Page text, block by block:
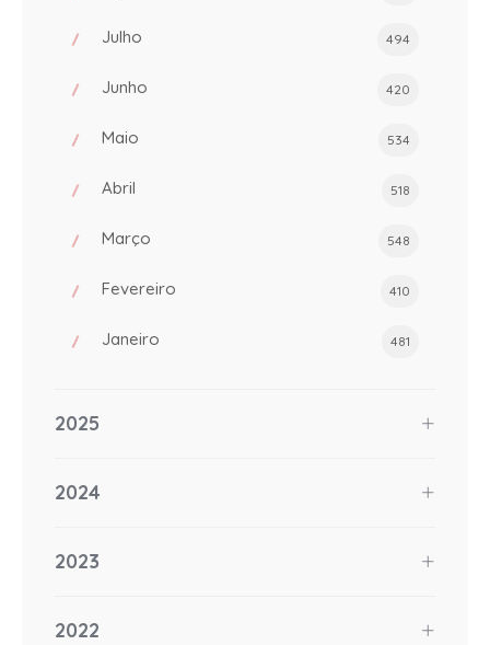
Julho 494
Junho 420
Maio 534
Abril 518
Março 548
Fevereiro 410
Janeiro 481
2025
2024
2023
2022